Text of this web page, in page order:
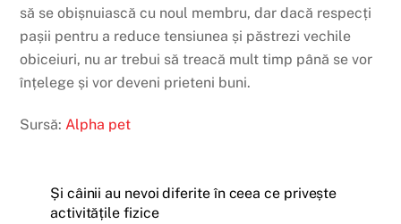
să se obișnuiască cu noul membru, dar dacă respecți
pașii pentru a reduce tensiunea și păstrezi vechile
obiceiuri, nu ar trebui să treacă mult timp până se vor
înțelege și vor deveni prieteni buni.
Sursă:Alpha pet
Și câinii au nevoi diferite în ceea ce privește
activitățile fizice